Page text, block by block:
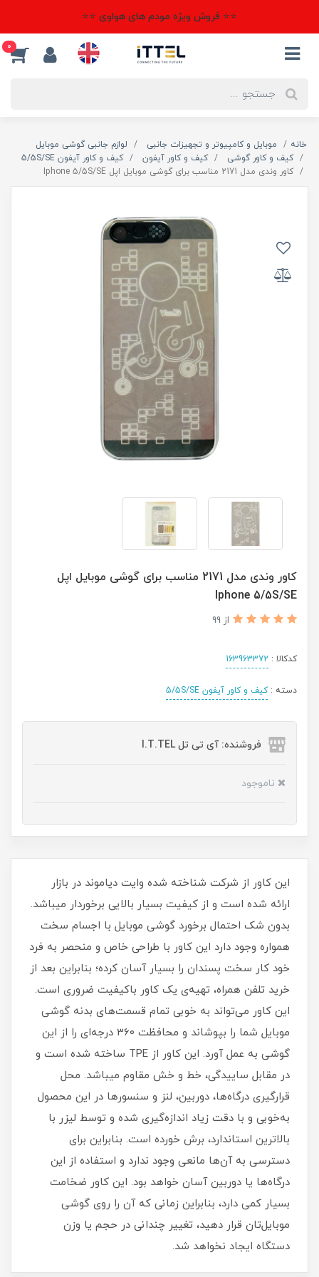
⭐⭐ فروش ویژه مودم های هواوی ⭐⭐
0
خانه موبایل و کامپیوتر و تجهیزات جانبی
لوازم جانبی گوشی موبایل
کیف و کاور گوشی
کیف و کاور آیفون
کیف و کاور آیفون 5/5S/SE
کاور وندی مدل 2171 مناسب برای گوشی موبایل اپل Iphone 5/5S/SE
کاور وندی مدل 2171 مناسب برای گوشی موبایل اپل
Iphone 5/5S/SE
از 99
کدکالا : 163963372
دسته :کیف و کاور آیفون 5/5S/SE
فروشنده: آی تی تل I.T.TEL
ناموجود
این کاور از شرکت شناخته شده وایت دیاموند در بازار
ارائه شده است و از کیفیت بسیار بالایی برخوردار میباشد.
بدون شک احتمال برخورد گوشی موبایل با اجسام سخت
همواره وجود دارد این کاور با طراحی خاص و منحصر به فرد
خود کار سخت پسندان را بسیار آسان کرده؛ بنابراین بعد از
خرید تلفن همراه، تهیه‌ی یک کاور با‌کیفیت ضروری است‏.‏
این کاور می‌تواند به خوبی تمام قسمت‌های بدنه گوشی
موبایل شما را بپوشاند و محافظت 360 درجه‌ای را از این
گوشی به عمل آورد‏.‏ این کاور از TPE ساخته شده است و
در مقابل ساییدگی، خط و خش مقاوم میباشد.‏ محل
قرارگیری درگاه‌ها، دوربین، لنز و سنسورها در این محصول
به‌خوبی و با دقت زیاد اندازه‌گیری شده و توسط لیزر با
بالاترین استاندارد، برش خورده است‏.‏ بنابراین برای
دسترسی به آن‌ها مانعی وجود ندارد و استفاده از این
درگاه‌ها یا دوربین آسان خواهد بود‏.‏ این کاور ضخامت
بسیار کمی دارد، بنابراین زمانی که آن را روی گوشی
موبایل‌تان قرار دهید، تغییر چندانی در حجم یا وزن
دستگاه ایجاد نخواهد شد‏.‏